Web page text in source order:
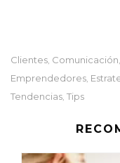
Clientes, Comunicación,
Emprendedores,
Tendencias, Tips